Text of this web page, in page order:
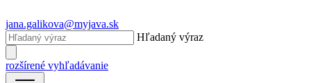
jana.galikova@myjava.sk
Hľadaný výraz
rozšírené vyhľadávanie